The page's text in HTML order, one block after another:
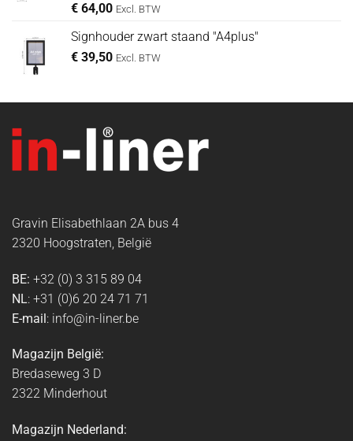
€ 64,00 Excl. BTW
Signhouder zwart staand "A4plus"
€ 39,50 Excl. BTW
Gravin Elisabethlaan 2A bus 4
2320 Hoogstraten, België
BE: +32 (0) 3 315 89 04
NL: +31 (0)6 20 24 71 71
E-mail: info@in-liner.be
Magazijn België:
Bredaseweg 3 D
2322 Minderhout
Magazijn Nederland: